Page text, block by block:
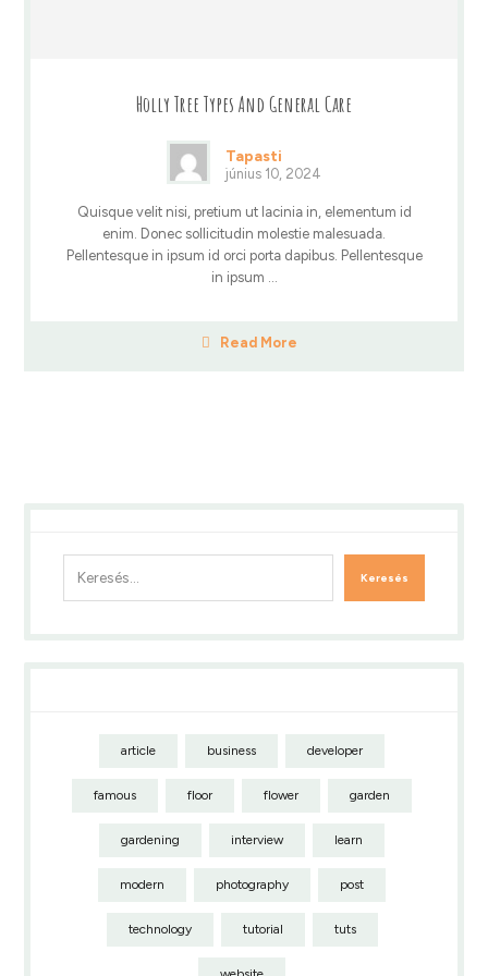
Holly Tree Types And General Care
Tapasti
június 10, 2024
Quisque velit nisi, pretium ut lacinia in, elementum id
enim. Donec sollicitudin molestie malesuada.
Pellentesque in ipsum id orci porta dapibus. Pellentesque
in ipsum ...
Read More
article business developer
famous floor flower garden
gardening interview learn
modern photography post
technology tutorial tuts